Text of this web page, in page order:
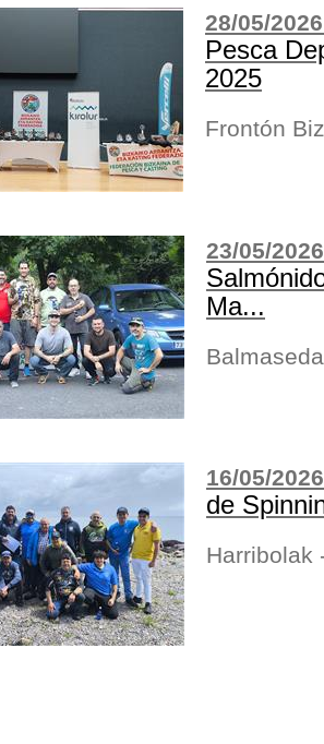
28/05/
Pesca
2025
Frontón
23/05/
Ma...
Balmaseda
16/05/
de
Harribolak